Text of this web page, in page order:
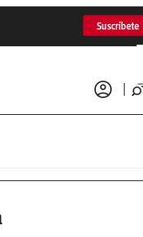
Suscríbete